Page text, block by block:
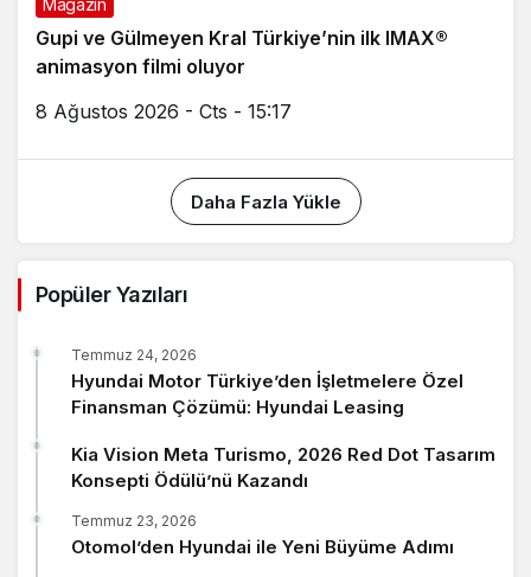
Magazin
Gupi ve Gülmeyen Kral Türkiye’nin ilk IMAX®
animasyon filmi oluyor
8 Ağustos 2026 - Cts - 15:17
Daha Fazla Yükle
Popüler Yazıları
Hyundai Motor Türkiye’den İşletmelere Özel
Finansman Çözümü: Hyundai Leasing
Temmuz 24, 2026
Kia Vision Meta Turismo, 2026 Red Dot Tasarım
Konsepti Ödülü’nü Kazandı
Otomol’den Hyundai ile Yeni Büyüme Adımı
Temmuz 23, 2026